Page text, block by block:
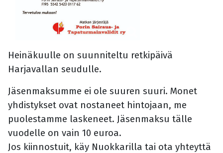
Heinäkuulle on suunniteltu retkipäivä
Harjavallan seudulle.
Jäsenmaksumme ei ole suuren suuri. Monet
yhdistykset ovat nostaneet hintojaan, me
puolestamme laskeneet. Jäsenmaksu tälle
vuodelle on vain 10 euroa.
Jos kiinnostuit, käy Nuokkarilla tai ota yhteyttä